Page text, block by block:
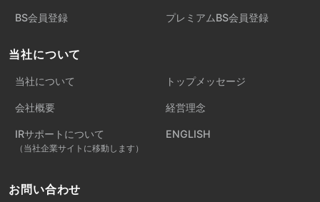
BS会員登録 プレミアムBS会員登録
当社について
当社について トップメッセージ
会社概要 経営理念
IRサポートについて
（当社企業サイトに移動します）
ENGLISH
お問い合わせ